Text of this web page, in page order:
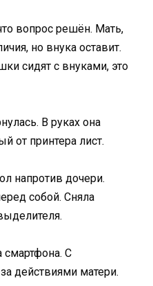
вопрос решён. Мать,
но внука оставит.
сидят с внуками, это
В руках она
от принтера лист.
напротив дочери.
собой. Сняла
смартфона. С
действиями матери.